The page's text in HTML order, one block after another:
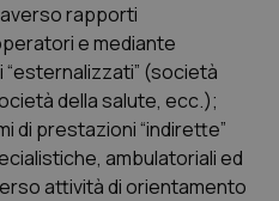
& Testa Collo
rapporti
e mediante
“esternalizzati” (società
della salute, ecc.);
di prestazioni “indirette”
ambulatoriali ed
attività di orientamento